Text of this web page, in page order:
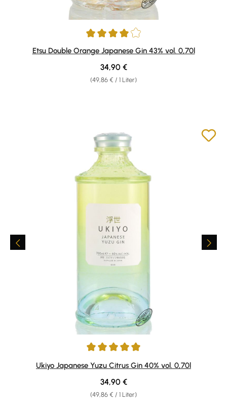
Durchschnittliche Bewertung von 4 von 5 Sternen
Etsu Double Orange Japanese Gin 43% vol. 0,70l
(49,86 € / 1 Liter)
Regulärer Preis:
34,90 €
Durchschnittliche Bewertung von 5 von 5 Sternen
Ukiyo Japanese Yuzu Citrus Gin 40% vol. 0,70l
(49,86 € / 1 Liter)
Regulärer Preis:
34,90 €